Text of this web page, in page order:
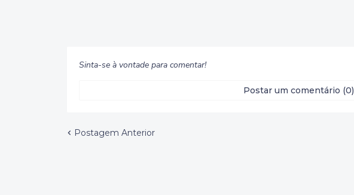
Sinta-se à vontade para comentar!
Postar um comentário (0)
Postagem Anterior